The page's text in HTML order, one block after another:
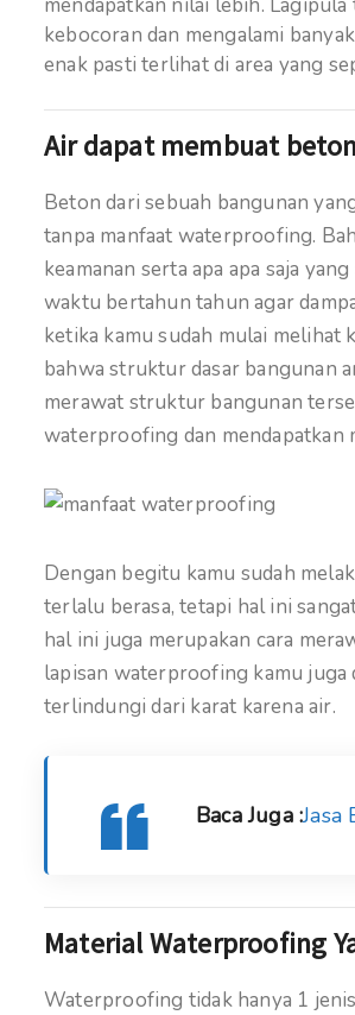
kebocoran dan mengalami
enak pasti terlihat di area yang
Air dapat membuat
Beton dari sebuah bangunan
tanpa manfaat waterproofing.
keamanan serta apa apa saja
waktu bertahun tahun agar
ketika kamu sudah mulai melihat
bahwa struktur dasar bangunan
merawat struktur bangunan
waterproofing dan mendapatkan
Dengan begitu kamu sudah
terlalu berasa, tetapi hal ini
hal ini juga merupakan cara
lapisan waterproofing kamu juga
terlindungi dari karat karena air.
Baca Juga :Jasa
Material Waterproofing
Waterproofing tidak hanya 1